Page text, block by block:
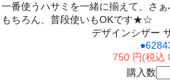
一番使うハサミを一緒に揃えて、さぁ
もちろん、普段使いもOKです★☆
デザインシザー
750 円(税込
購入数